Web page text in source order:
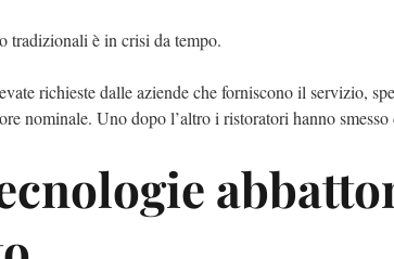
tradizionali è in crisi da tempo.
richieste dalle aziende che forniscono il servizio,
nominale. Uno dopo l’altro i ristoratori hanno